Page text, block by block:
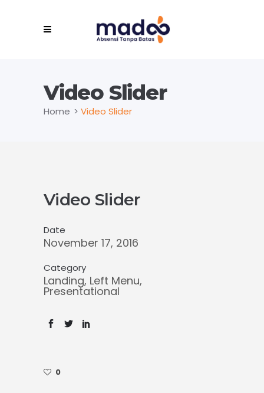
Video Slider
Home > Video Slider
Video Slider
Date
November 17, 2016
Category
Landing, Left Menu,
Presentational
0